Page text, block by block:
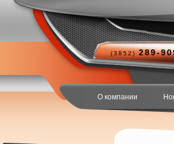
(3852)289-
О компании